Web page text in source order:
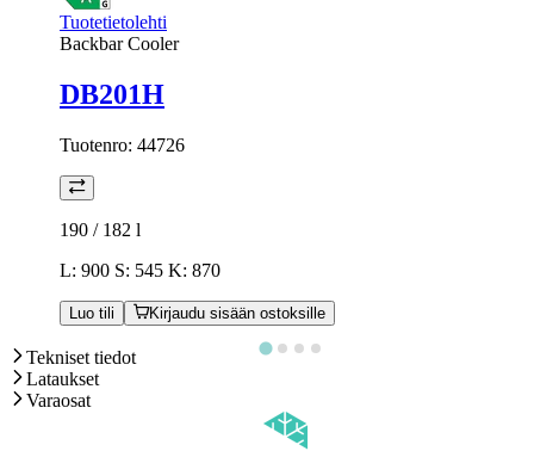
Tuotetietolehti
Backbar Cooler
DB201H
Tuotenro: 44726
190 / 182 l
L: 900 S: 545 K: 870
Luo tili Kirjaudu sisään ostoksille
Tekniset tiedot
Lataukset
Varaosat